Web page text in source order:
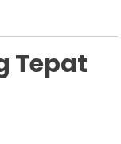
Tepat